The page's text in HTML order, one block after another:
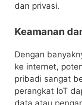
dan privasi.
Keamanan
Dengan
ke internet,
pribadi sangat
perangkat IoT